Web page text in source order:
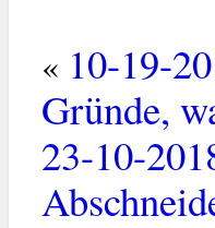
« 10-19-
Gründe,
23-10-